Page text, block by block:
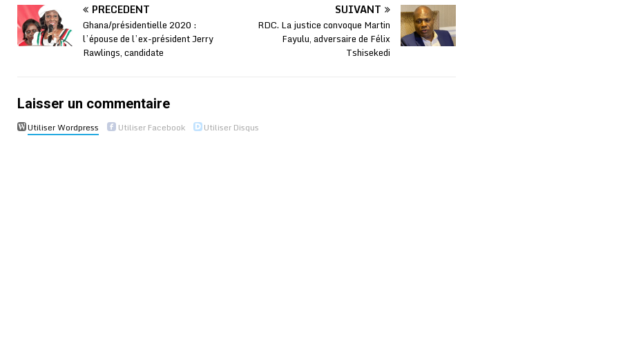
PRÉCÉDENT
Ghana/présidentielle 2020 :
l’épouse de l’ex-président Jerry
Rawlings, candidate
SUIVANT
RDC. La justice convoque Martin
Fayulu, adversaire de Félix
Tshisekedi
Laisser un commentaire
Utiliser Wordpress Utiliser Facebook Utiliser Disqus